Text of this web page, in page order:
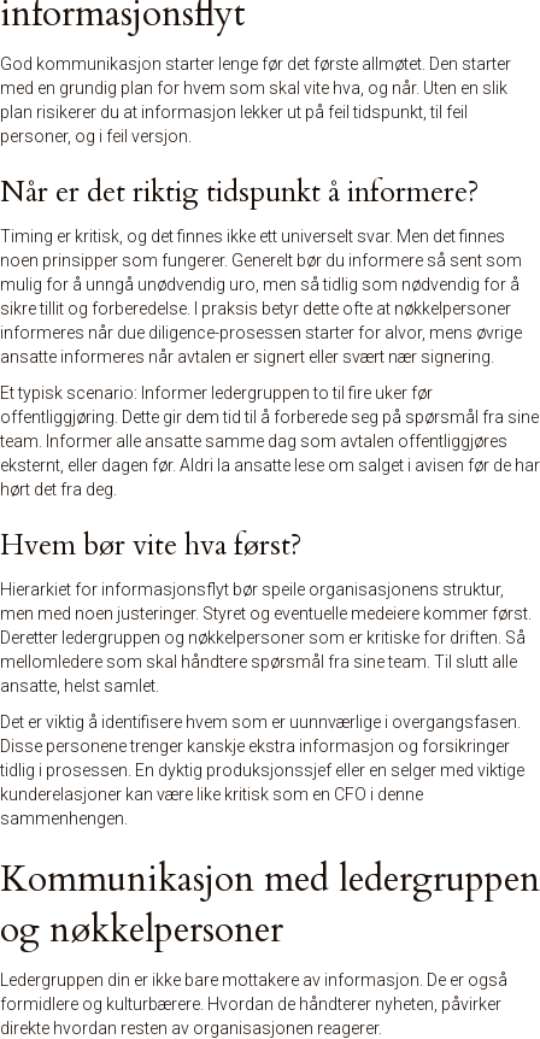
informasjonsflyt
God kommunikasjon starter lenge før det første allmøtet. Den starter
med en grundig plan for hvem som skal vite hva, og når. Uten en slik
plan risikerer du at informasjon lekker ut på feil tidspunkt, til feil
personer, og i feil versjon.
Når er det riktig tidspunkt å informere?
Timing er kritisk , og det finnes ikke ett universelt svar. Men det finnes
noen prinsipper som fungerer. Generelt bør du informere så sent som
mulig for å unngå unødvendig uro, men så tidlig som nødvendig for å
sikre tillit og forberedelse. I praksis betyr dette ofte at nøkkelpersoner
informeres når due diligence-prosessen starter for alvor, mens øvrige
ansatte informeres når avtalen er signert eller svært nær signering.
Et typisk scenario: Informer ledergruppen to til fire uker før
offentliggjøring. Dette gir dem tid til å forberede seg på spørsmål fra sine
team. Informer alle ansatte samme dag som avtalen offentliggjøres
eksternt, eller dagen før. Aldri la ansatte lese om salget i avisen før de har
hørt det fra deg.
Hvem bør vite hva først?
Hierarkiet for informasjonsflyt bør speile organisasjonens struktur,
men med noen justeringer. Styret og eventuelle medeiere kommer først.
Deretter ledergruppen og nøkkelpersoner som er kritiske for driften. Så
mellomledere som skal håndtere spørsmål fra sine team. Til slutt alle
ansatte, helst samlet.
Det er viktig å identifisere hvem som er uunnværlige i overgangsfasen.
Disse personene trenger kanskje ekstra informasjon og forsikringer
tidlig i prosessen. En dyktig produksjonssjef eller en selger med viktige
kunderelasjoner kan være like kritisk som en CFO i denne
sammenhengen.
Kommunikasjon med ledergruppen
og nøkkelpersoner
Ledergruppen din er ikke bare mottakere av informasjon. De er også
formidlere og kulturbærere. Hvordan de håndterer nyheten, påvirker
direkte hvordan resten av organisasjonen reagerer.